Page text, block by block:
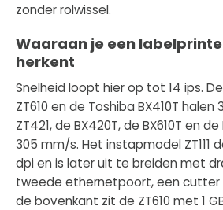
zonder rolwissel.
Waaraan je een
herkent
Snelheid loopt hier op tot 14 ips. De
ZT610 en de Toshiba BX410T
ZT421, de BX420T, de BX610T en
305 mm/s. Het instapmodel ZT111
dpi en is later uit te breiden met
tweede ethernetpoort, een cutter
de bovenkant zit de ZT610 met 1